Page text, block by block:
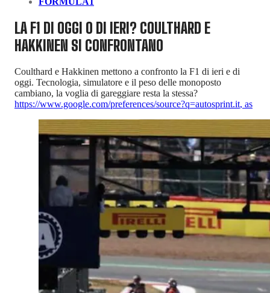
LA F1 DI OGGI O DI IERI? COULTHARD E
HAKKINEN SI CONFRONTANO
Coulthard e Hakkinen mettono a confronto la F1 di ieri e di
oggi. Tecnologia, simulatore e il peso delle monoposto
cambiano, la voglia di gareggiare resta la stessa?
https://www.google.com/preferences/source?q=autosprint.it, as